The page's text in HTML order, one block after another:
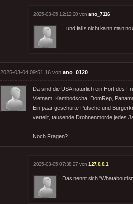
2025-03-05 12:12:20 vonano_7116
...und falls nicht kann man
2025-03-04 09:51:16 von ano_0120
Da sind die USA natürlich ein Hort des
Vietnam, Kambodscha, DomRep,
Ein paar geschürte Putsche und
verteilt, tausende Drohnenmorde jedes
Noch Fragen?
2025-03-05 07:38:27 von127.0.0.1
Das nennt sich